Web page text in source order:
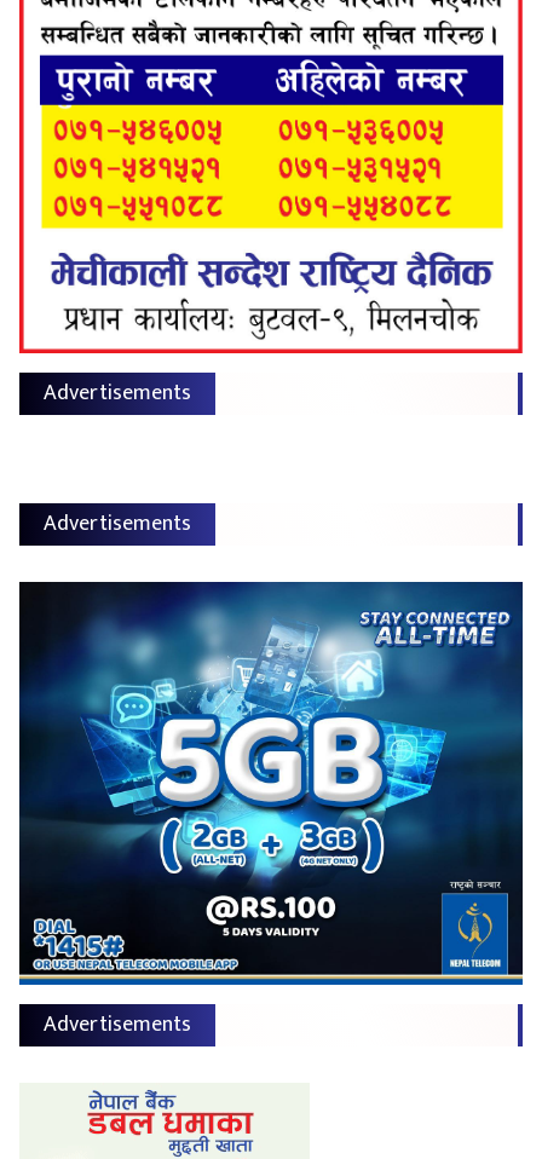
Advertisements
Advertisements
Advertisements